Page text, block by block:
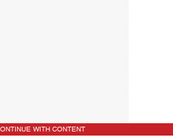
WITH CONTENT